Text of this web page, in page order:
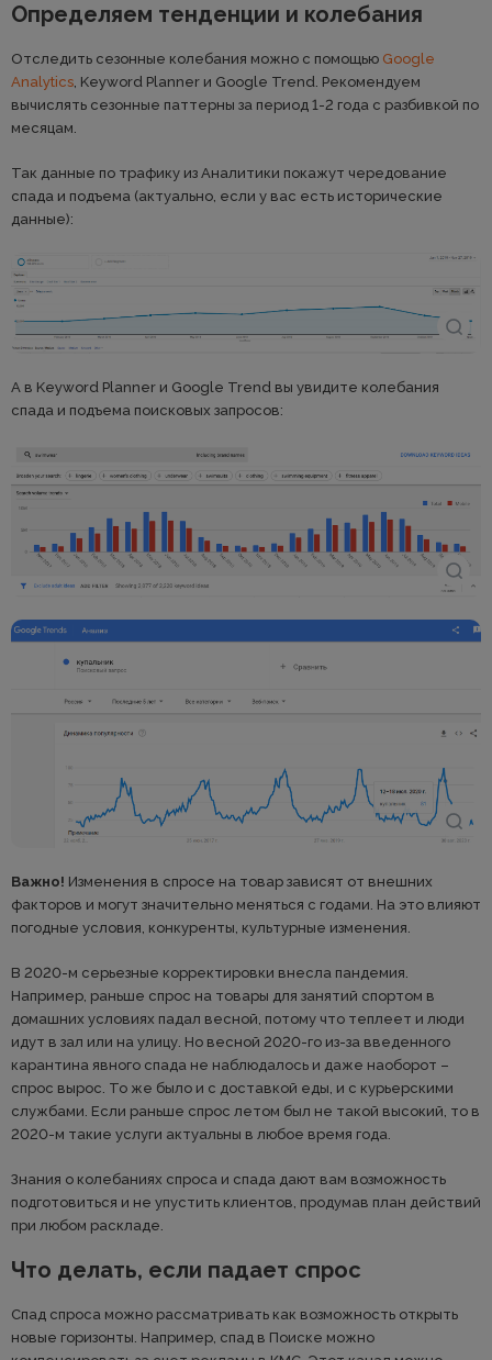
Определяем тенденции и колебания
Отследить сезонные колебания можно с помощью Google
Analytics, Keyword Planner и Google Trend. Рекомендуем
вычислять сезонные паттерны за период 1-2 года с разбивкой по
месяцам.
Так данные по трафику из Аналитики покажут чередование
спада и подъема (актуально, если у вас есть исторические
данные):
А в Keyword Planner и Google Trend вы увидите колебания
спада и подъема поисковых запросов:
Важно! Изменения в спросе на товар зависят от внешних
факторов и могут значительно меняться с годами. На это влияют
погодные условия, конкуренты, культурные изменения.
В 2020-м серьезные корректировки внесла пандемия.
Например, раньше спрос на товары для занятий спортом в
домашних условиях падал весной, потому что теплеет и люди
идут в зал или на улицу. Но весной 2020-го из-за введенного
карантина явного спада не наблюдалось и даже наоборот –
спрос вырос. То же было и с доставкой еды, и с курьерскими
службами. Если раньше спрос летом был не такой высокий, то в
2020-м такие услуги актуальны в любое время года.
Знания о колебаниях спроса и спада дают вам возможность
подготовиться и не упустить клиентов, продумав план действий
при любом раскладе.
Что делать, если падает спрос
Спад спроса можно рассматривать как возможность открыть
новые горизонты. Например, спад в Поиске можно